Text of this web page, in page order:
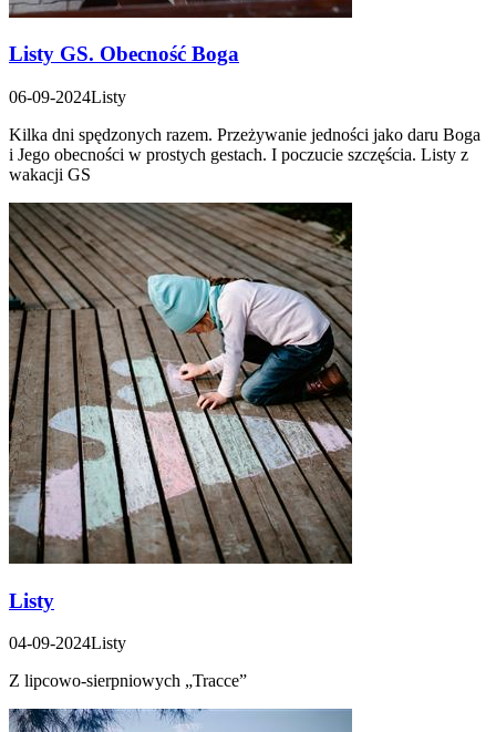
Listy GS. Obecność Boga
06-09-2024Listy
Kilka dni spędzonych razem. Przeżywanie jedności jako daru Boga
i Jego obecności w prostych gestach. I poczucie szczęścia. Listy z
wakacji GS
Listy
04-09-2024Listy
Z lipcowo-sierpniowych „Tracce”